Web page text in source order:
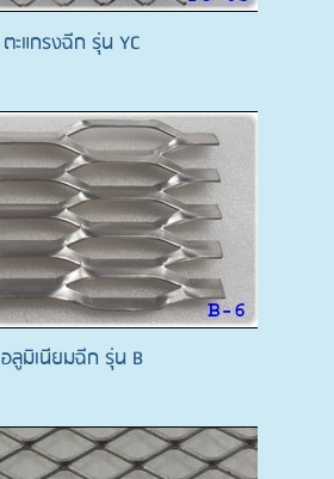
ตะแกรงฉีก รุ่น YC
อลูมิเนียมฉีก รุ่น B